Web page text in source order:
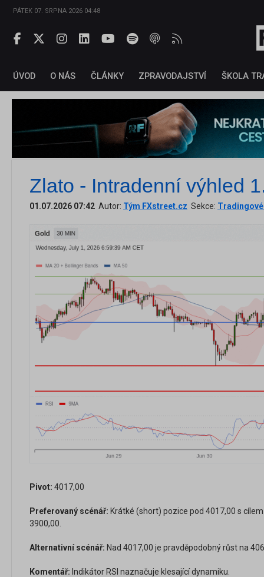
PÁTEK 07. SRPNA 2026 04:48
ÚVOD O NÁS ČLÁNKY ZPRAVODAJSTVÍ ŠKOLA
Zlato - Intradenní výhled
01.07.2026 07:42 Autor: Tým FXstreet.cz Sekce: Tradingové
Pivot: 4017,00
Preferovaný scénář: Krátké (short) pozice pod 4017,00 s
3900,00.
Alternativní scénář: Nad 4017,00 je pravděpodobný růst na
Komentář: Indikátor RSI naznačuje klesající dynamiku.